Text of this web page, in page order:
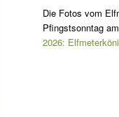
Die Fotos vom
Pfingstsonntag
2026: